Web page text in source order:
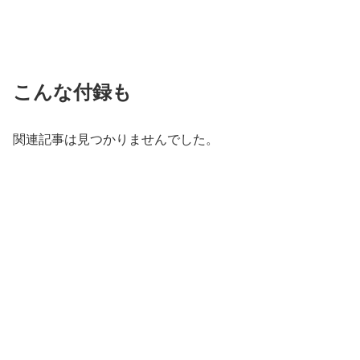
こんな付録も
関連記事は見つかりませんでした。